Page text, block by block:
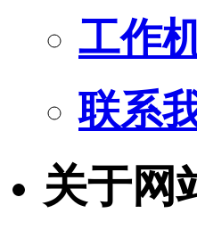
工作
联系
关于网